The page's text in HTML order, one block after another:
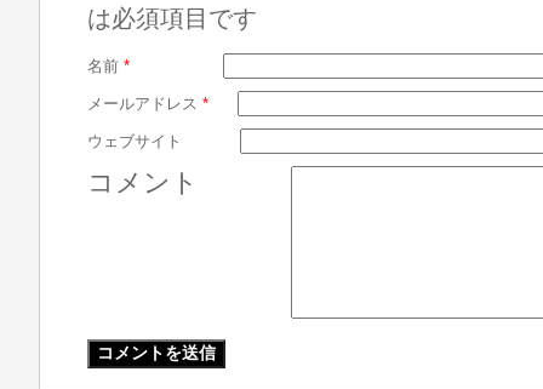
は必須項目です
名前 *
メールアドレス *
ウェブサイト
コメント